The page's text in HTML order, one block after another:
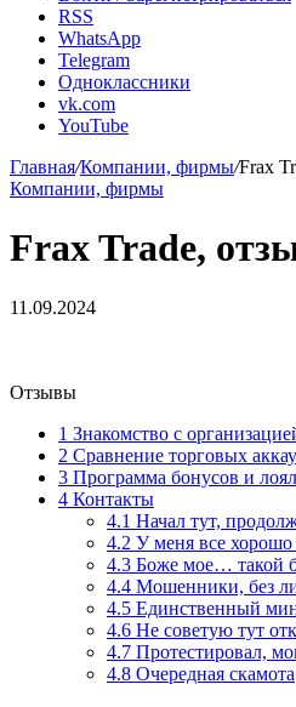
RSS
WhatsApp
Telegram
Одноклассники
vk.com
YouTube
Главная/Компании, фирмы/Frax
Компании, фирмы
Frax Trade,
11.09.2024
Отзывы
1 Знакомство с
2 Сравнение торговых
3 Программа бонусов и
4 Контакты
4.1 Начал тут,
4.2 У меня все хорошо
4.3 Боже мое… такой
4.4 Мошенники, без
4.5 Единственный
4.6 Не советую тут
4.7 Протестировал,
4.8 Очередная скамота